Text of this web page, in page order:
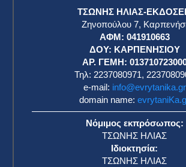
ΤΣΩΝΗΣ ΗΛΙΑΣ-
Ζηνοπούλου 7,
ΑΦΜ: 041910663
ΔΟΥ: ΚΑΡΠΕΝΗΣΙΟΥ
ΑΡ. ΓΕΜΗ:
Τηλ: 2237080971,
e-mail: info@evrytanika.gr
domain name:
Νόμιμος εκπρόσωπος:
ΤΣΩΝΗΣ ΗΛΙΑΣ
Ιδιοκτησία:
ΤΣΩΝΗΣ ΗΛΙΑΣ